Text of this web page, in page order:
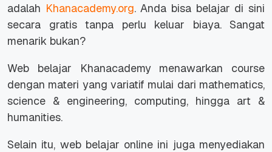
adalah Khanacademy.org. Anda bisa belajar di sini
secara gratis tanpa perlu keluar biaya. Sangat
menarik bukan?
Web belajar Khanacademy menawarkan course
dengan materi yang variatif mulai dari mathematics,
science & engineering, computing, hingga art &
humanities.
Selain itu, web belajar online ini juga menyediakan